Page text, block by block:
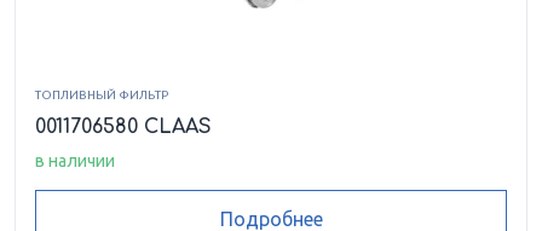
ТОПЛИВНЫЙ ФИЛЬТР
0011706580 CLAAS
в наличии
Подробнее